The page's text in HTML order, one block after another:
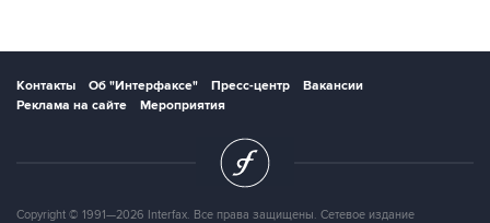
Контакты Об "Интерфаксе" Пресс-центр
Вакансии
Реклама на сайте
Мероприятия
Copyright © 1991—2026 Interfax. Все права защищены. Сетевое издание